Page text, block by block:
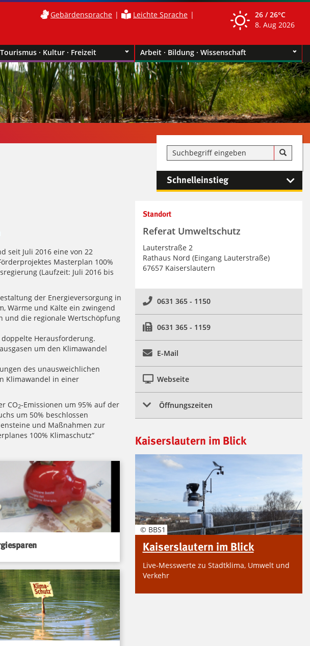
Gebärdensprache Leichte Sprache 26 / 26°C
8. Aug 2026
Tourismus · Kultur · Freizeit Arbeit · Bildung · Wissenschaft
Schnelleinstieg
seit Juli 2016 eine von 22
Masterplan 100%
(Laufzeit: Juli 2016 bis
der Energieversorgung in
Wärme und Kälte ein zwingend
und die regionale Wertschöpfung
Herausforderung.
um den Klimawandel
des unausweichlichen
Klimawandel in einer
CO2-Emissionen um 95% auf der
um 50% beschlossen
und Maßnahmen zur
100% Klimaschutz“
Kontaktinformationen und
Weiterführendes
Standort
Referat Umweltschutz
Lauterstraße 2
Rathaus Nord (Eingang Lauterstraße)
67657 Kaiserslautern
0631 365 - 1150
0631 365 - 1159
E-Mail
Webseite
Öffnungszeiten
Kaiserslautern im Blick
© BBS1
Kaiserslautern im Blick
Live-Messwerte zu Stadtklima, Umwelt und
Verkehr